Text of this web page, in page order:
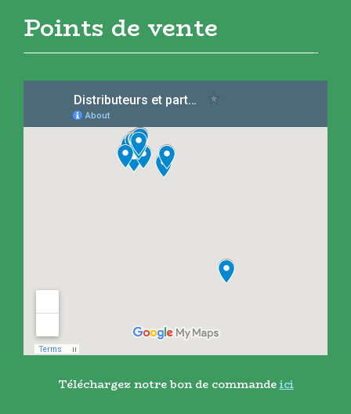
Points de vente
Téléchargez notre bon de commandeici